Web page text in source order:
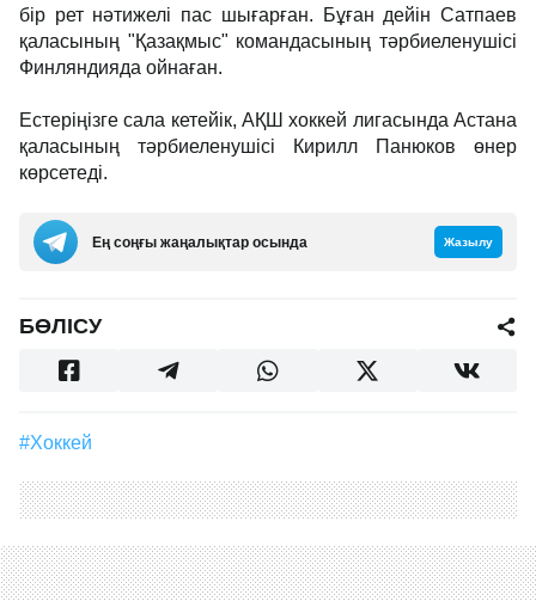
бір рет нәтижелі пас шығарған. Бұған дейін Сатпаев
қаласының "Қазақмыс" командасының тәрбиеленушісі
Финляндияда ойнаған.
Естеріңізге сала кетейік, АҚШ хоккей лигасында Астана
қаласының тәрбиеленушісі Кирилл Панюков өнер
көрсетеді.
Ең соңғы жаңалықтар осында Жазылу
БӨЛІСУ
#хоккей